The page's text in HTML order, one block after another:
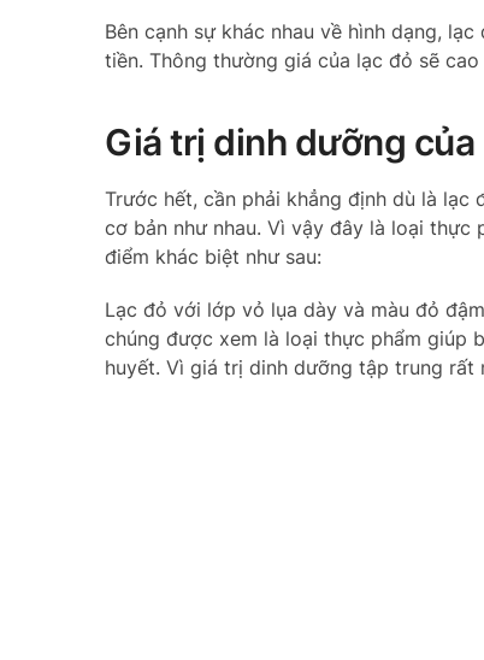
Bên cạnh sự khác nhau về hình dạng,
tiền. Thông thường giá của lạc đỏ sẽ
Giá trị dinh dưỡng
Trước hết, cần phải khẳng định dù là
cơ bản như nhau. Vì vậy đây là loại
điểm khác biệt như sau:
Lạc đỏ với lớp vỏ lụa dày và màu đỏ
chúng được xem là loại thực phẩm giúp
huyết. Vì giá trị dinh dưỡng tập trung rất